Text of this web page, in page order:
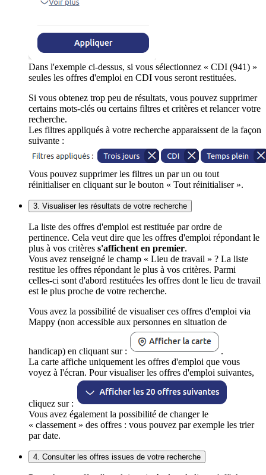
Dans l'exemple ci-dessus, si vous sélectionnez « CDI (941) »
seules les offres d'emploi en CDI vous seront restituées.
Si vous obtenez trop peu de résultats, vous pouvez supprimer
certains mots-clés ou certains filtres et critères et relancer votre
recherche.
Les filtres appliqués à votre recherche apparaissent de la façon
suivante :
Vous pouvez supprimer les filtres un par un ou tout
réinitialiser en cliquant sur le bouton « Tout réinitialiser ».
3. Visualiser les résultats de votre recherche
La liste des offres d'emploi est restituée par ordre de
pertinence. Cela veut dire que les offres d'emploi répondant le
plus à vos critères s'affichent en premier.
Vous avez renseigné le champ « Lieu de travail » ? La liste
restitue les offres répondant le plus à vos critères. Parmi
celles-ci sont d'abord restituées les offres dont le lieu de travail
est le plus proche de votre recherche.
Vous avez la possibilité de visualiser ces offres d'emploi via
Mappy (non accessible aux personnes en situation de
handicap) en cliquant sur :
.
La carte affiche uniquement les offres d'emploi que vous
voyez à l'écran. Pour visualiser les offres d'emploi suivantes,
cliquez sur :
Vous avez également la possibilité de changer le
« classement » des offres : vous pouvez par exemple les trier
par date.
4. Consulter les offres issues de votre recherche